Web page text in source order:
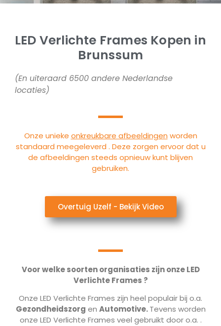
LED Verlichte Frames Kopen in
Brunssum
(En uiteraard 6500 andere Nederlandse
locaties)
Onze unieke onkreukbare afbeeldingen worden
standaard meegeleverd . Deze zorgen ervoor dat u
de afbeeldingen steeds opnieuw kunt blijven
gebruiken.
Overtuig Uzelf - Bekijk Video
Voor welke soorten organisaties zijn onze LED
Verlichte Frames ?
Onze LED Verlichte Frames zijn heel populair bij o.a.
Gezondheidszorg en Automotive.Tevens worden
onze LED Verlichte Frames veel gebruikt door o.a. .